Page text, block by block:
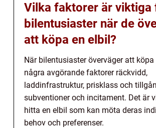
Vilka faktorer är viktiga
bilentusiaster när de
att köpa en elbil?
När bilentusiaster överväger att köpa
några avgörande faktorer räckvidd,
laddinfrastruktur, prisklass och
subventioner och incitament. Det är
hitta en elbil som kan möta deras
behov och preferenser.